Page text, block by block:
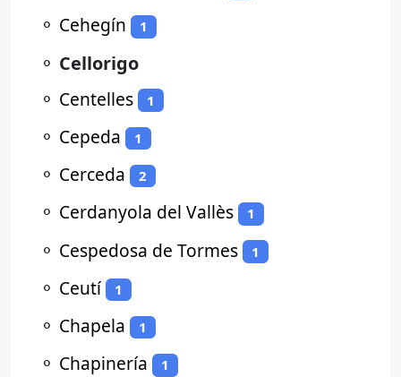
⚬ Cehegín 1
⚬ Cellorigo
⚬ Centelles 1
⚬ Cepeda 1
⚬ Cerceda 2
⚬ Cerdanyola del Vallès 1
⚬ Cespedosa de Tormes 1
⚬ Ceutí 1
⚬ Chapela 1
⚬ Chapinería 1